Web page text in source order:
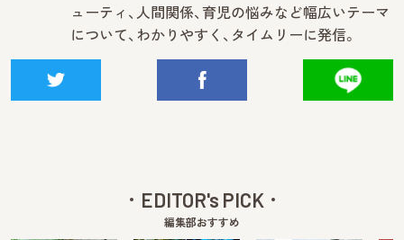
ューティ、人間関係、育児の悩みなど幅広いテーマ
について、わかりやすく、タイムリーに発信。
EDITOR's PICK
編集部おすすめ